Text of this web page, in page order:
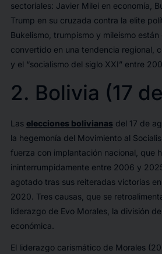
sectoriales: Javier Milei en economía,
Trump en su cruzada contra la elite
Bukelismo, trumpismo y mileísmo
convertido en una tendencia regional,
y el “socialismo del siglo XXI” entre
2. Bolivia (17
Las elecciones bolivianasdel 17 de
la hegemonía del Movimiento al
fuerza con implantación nacional, que
ininterrumpidamente entre 2006 y
agotado tras sus reiteradas victorias
2020. Tres causas, que se
liderazgo de Evo Morales, la división
económica.
El liderazgo carismático de Morales